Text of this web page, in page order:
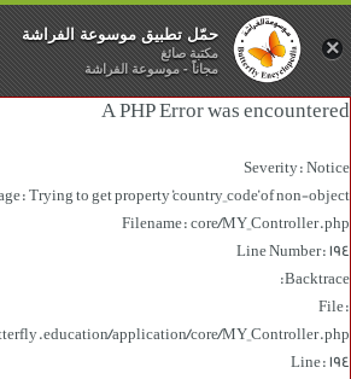
A PHP Error was encountered
Severity: Notice
Trying to get property 'country_code' of non-object
Filename: core/MY_Controller.php
Line Number: 194
Backtrace:
File:
application/core/MY_Controller.php
Line: 194
×
حمّل تطبيق موسوعة الفراشة
مكتبة صائغ
مجاناً - موسوعة الفراشة